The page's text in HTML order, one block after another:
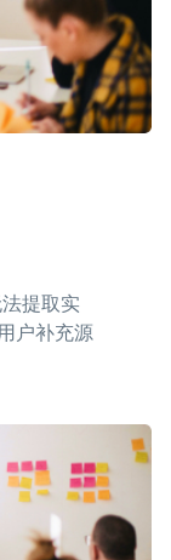
提取实
户补充源